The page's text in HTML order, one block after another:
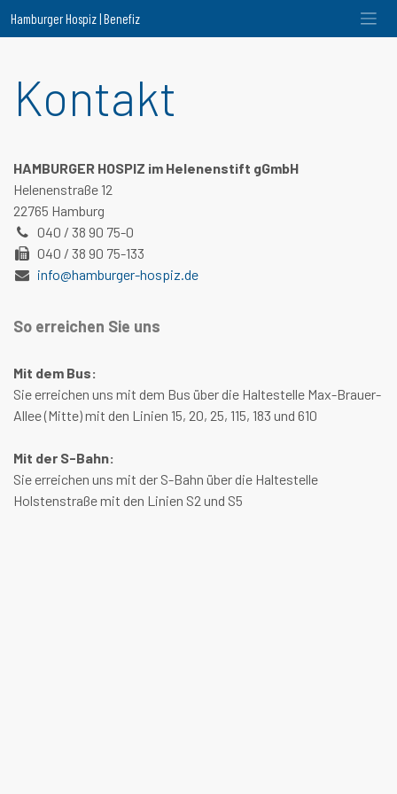
Hamburger Hospiz | Benefiz
Kontakt
HAMBURGER HOSPIZ im Helenenstift gGmbH
Helenenstraße 12
22765 Hamburg
040 / 38 90 75-0
040 / 38 90 75-133
info@hamburger-hospiz.de
So erreichen Sie uns
Mit dem Bus:
Sie erreichen uns mit dem Bus über die Haltestelle Max-Brauer-
Allee (Mitte) mit den Linien 15, 20, 25, 115, 183 und 610
Mit der S-Bahn:
Sie erreichen uns mit der S-Bahn über die Haltestelle
Holstenstraße mit den Linien S2 und S5